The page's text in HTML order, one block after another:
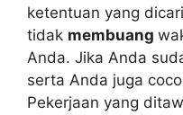
ketentuan yang
tidak membuang
Anda. Jika Anda
serta Anda juga
Pekerjaan yang